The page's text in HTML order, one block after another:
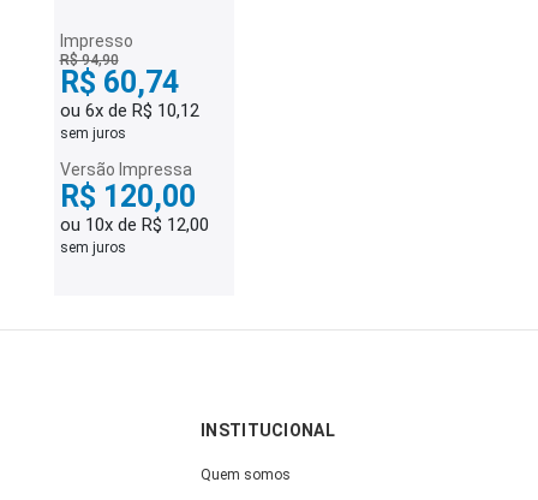
Impresso
R$ 94,90
R$ 60,74
ou 6x de R$ 10,12
sem juros
Versão Impressa
R$ 120,00
ou 10x de R$ 12,00
sem juros
INSTITUCIONAL
Quem somos